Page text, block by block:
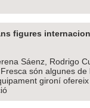
figures
Sáenz, Rodrigo
són algunes
gironí